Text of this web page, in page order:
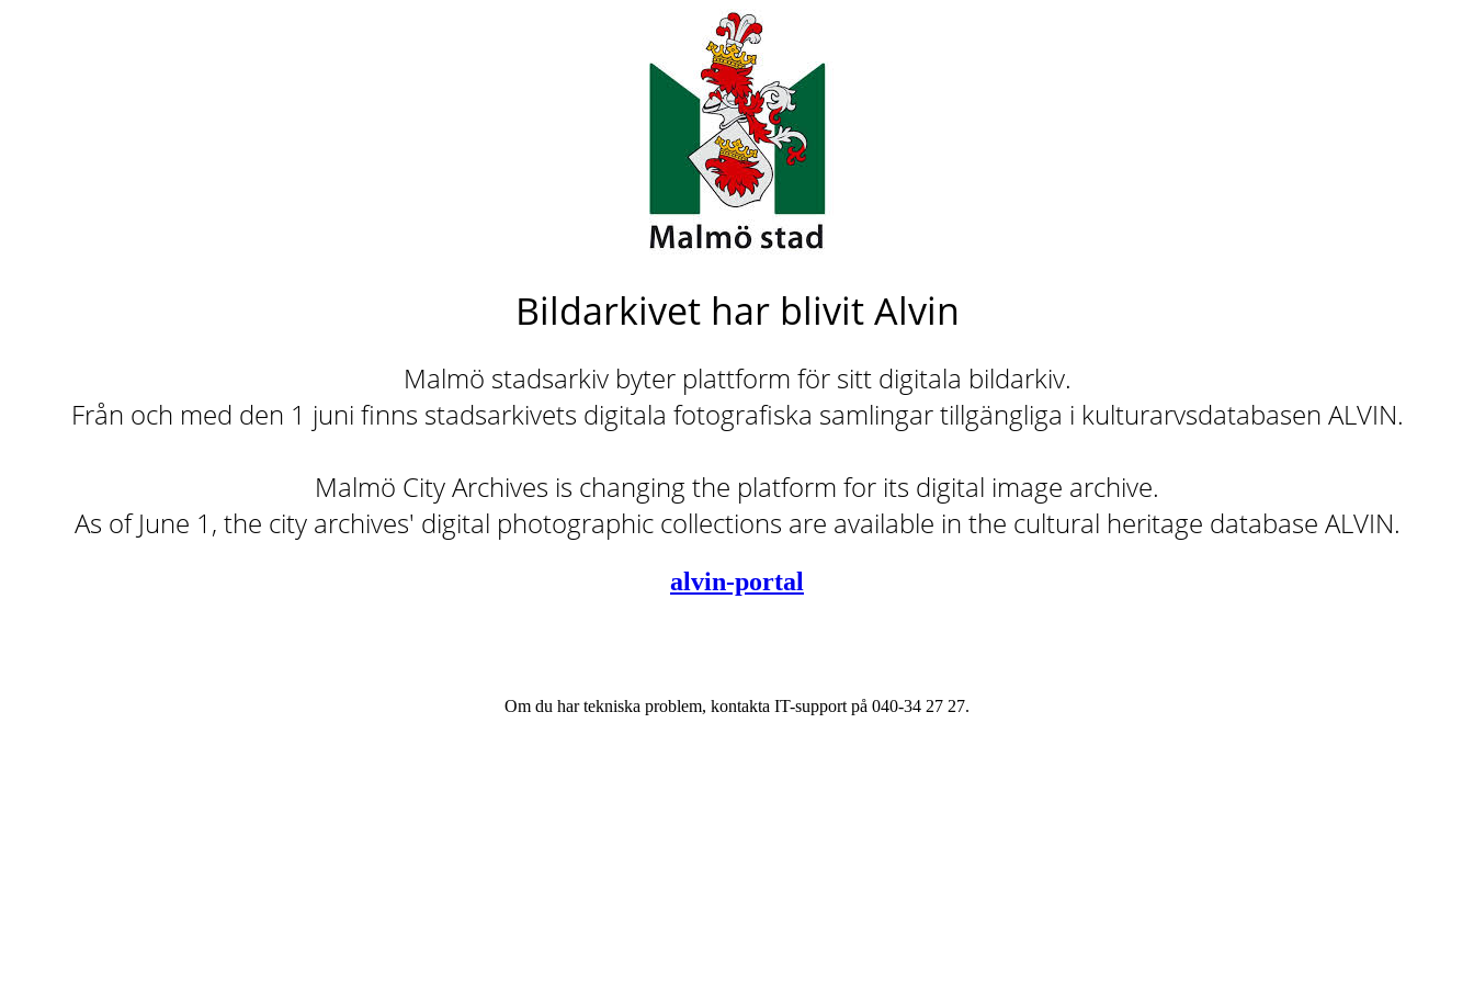
Bildarkivet har blivit Alvin
Malmö stadsarkiv byter plattform för sitt digitala bildarkiv.
Från och med den 1 juni finns stadsarkivets digitala fotografiska samlingar tillgängliga i kulturarvsdatabasen ALVIN.
Malmö City Archives is changing the platform for its digital image archive.
As of June 1, the city archives' digital photographic collections are available in the cultural heritage database ALVIN.
alvin-portal
Om du har tekniska problem, kontakta IT-support på 040-34 27 27.